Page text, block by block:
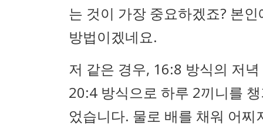
는 것이 가장 중요하겠죠? 본
방법이겠네요.
저 같은 경우, 16:8 방식의 저
20:4 방식으로 하루 2끼니를
었습니다. 물로 배를 채워 어